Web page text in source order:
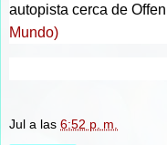
autopista cerca de
Mundo)
Jul a las 6:52 p. m.